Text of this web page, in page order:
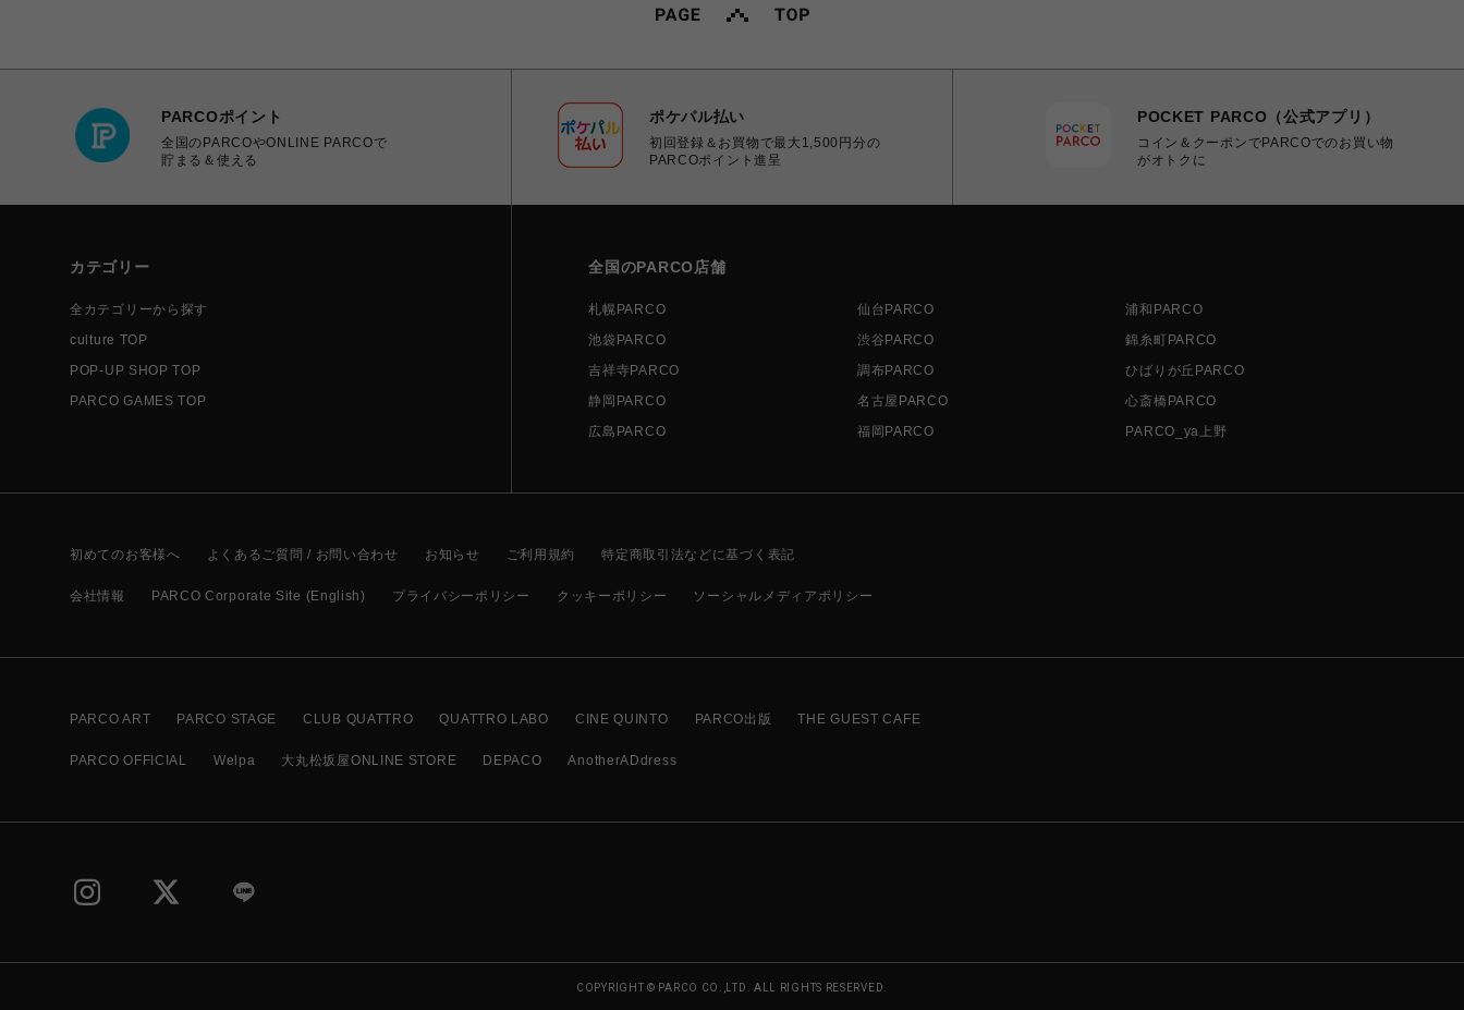
PARCOポイント
全国のPARCOやONLINE PARCOで
貯まる＆使える
ポケパル払い
初回登録＆お買物で最大1,500円分の
PARCOポイント進呈
POCKET PARCO（公式アプリ）
コイン＆クーポンでPARCOでのお買い物
がオトクに
カテゴリー
全カテゴリーから探す
culture TOP
POP-UP SHOP TOP
PARCO GAMES TOP
全国のPARCO店舗
札幌PARCO 仙台PARCO
浦和PARCO
池袋PARCO
渋谷PARCO
錦糸町PARCO
吉祥寺PARCO
調布PARCO
ひばりが丘PARCO
静岡PARCO
名古屋PARCO
心斎橋PARCO
広島PARCO
福岡PARCO PARCO_ya上野
初めてのお客様へ よくあるご質問 / お問い合わせ お知らせ ご利用規約 特定商取引法などに基づく表記
会社情報 PARCO Corporate Site (English) プライバシーポリシー クッキーポリシー ソーシャルメディアポリシー
PARCO ART PARCO STAGE CLUB QUATTRO QUATTRO LABO CINE QUINTO PARCO出版 THE GUEST CAFE
PARCO OFFICIAL Welpa 大丸松坂屋ONLINE STORE DEPACO AnotherADdress
COPYRIGHT © PARCO CO.,LTD. ALL RIGHTS RESERVED.